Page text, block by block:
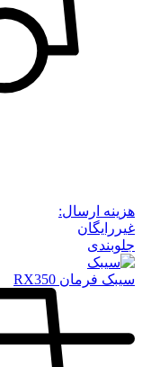
هزینه ارسال:
غیررایگان
جلوبندی
سیبک فرمان RX350